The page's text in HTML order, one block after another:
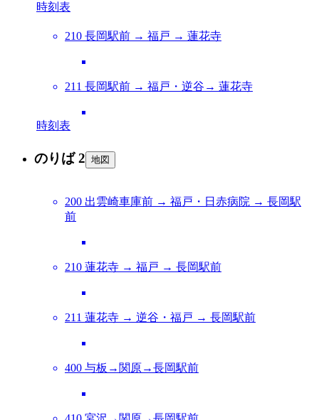
時刻表
210 長岡駅前 → 福戸 → 蓮花寺
211 長岡駅前 → 福戸・逆谷→ 蓮花寺
時刻表
のりば 2 地図
200 出雲崎車庫前 → 福戸・日赤病院 → 長岡駅
前
210 蓮花寺 → 福戸 → 長岡駅前
211 蓮花寺 → 逆谷・福戸 → 長岡駅前
400 与板→関原→長岡駅前